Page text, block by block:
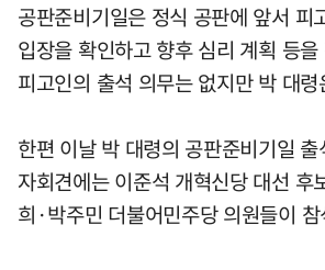
공판준비기일은 정식 공판에 앞서 피
입장을 확인하고 향후 심리 계획 등
피고인의 출석 의무는 없지만 박 대
한편 이날 박 대령의 공판준비기일
자회견에는 이준석 개혁신당 대선 후
희·박주민 더불어민주당 의원들이